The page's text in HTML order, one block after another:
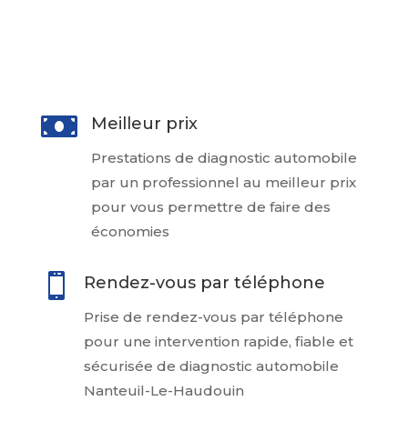
 Meilleur prix
Prestations de diagnostic automobile
par un professionnel au meilleur prix
pour vous permettre de faire des
économies
 Rendez-vous par téléphone
Prise de rendez-vous par téléphone
pour une intervention rapide, fiable et
sécurisée de diagnostic automobile
Nanteuil-Le-Haudouin